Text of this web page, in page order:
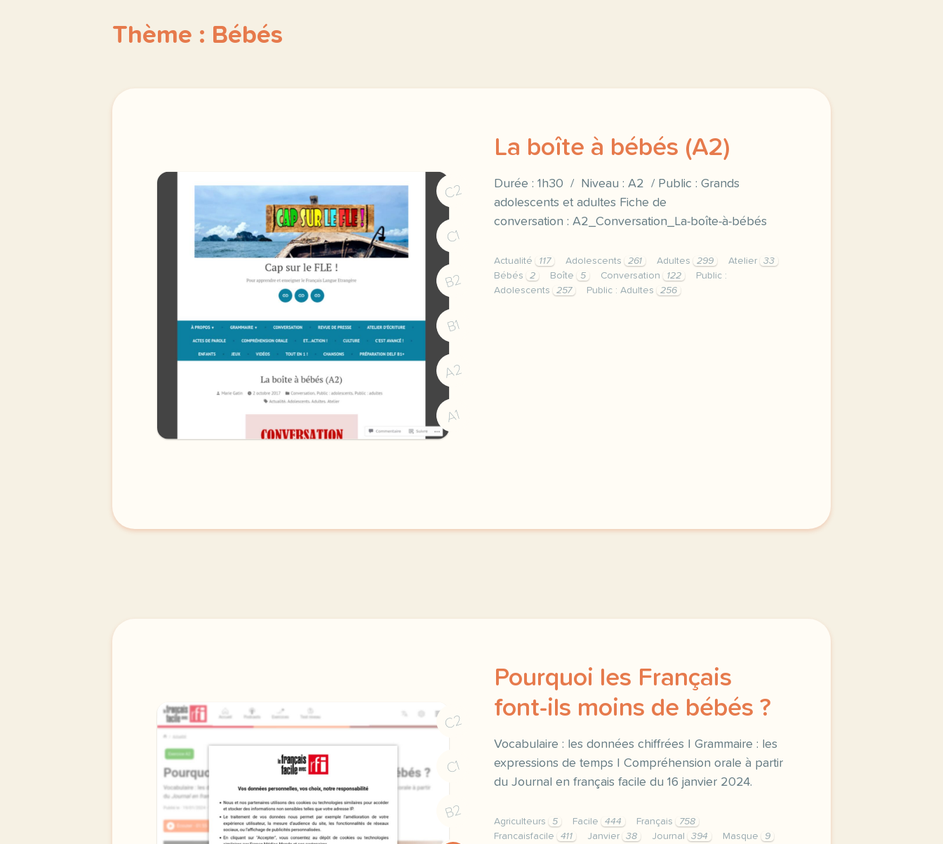
Thème : Bébés
C2
C1
B2
B1
A2
A1
La boîte à bébés (A2)
Durée : 1h30 / Niveau : A2 / Public : Grands
adolescents et adultes Fiche de
conversation : A2_Conversation_La-boîte-à-bébés
Actualité 117 Adolescents 261 Adultes 299 Atelier
33
Bébés
2 Boîte 5 Conversation 122
Public :
Adolescents
257 Public : Adultes 256
C2
C1
B2
Pourquoi les Français
font-ils moins de bébés ?
Vocabulaire : les données chiffrées | Grammaire : les
expressions de temps | Compréhension orale à partir
du Journal en français facile du 16 janvier 2024.
Agriculteurs 5 Facile 444 Français
758
Francaisfacile
411 Janvier 38 Journal 394 Masque
9